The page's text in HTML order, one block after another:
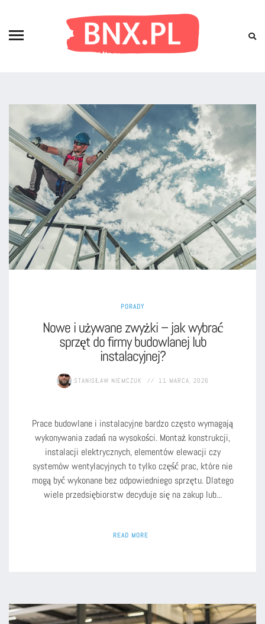
PORADY
Nowe i używane zwyżki – jak wybrać
sprzęt do firmy budowlanej lub
instalacyjnej?
STANISŁAW NIEMCZUK 11 MARCA, 2026
Prace budowlane i instalacyjne bardzo często wymagają
wykonywania zadań na wysokości. Montaż konstrukcji,
instalacji elektrycznych, elementów elewacji czy
systemów wentylacyjnych to tylko część prac, które nie
mogą być wykonane bez odpowiedniego sprzętu. Dlatego
wiele przedsiębiorstw decyduje się na zakup lub...
READ MORE